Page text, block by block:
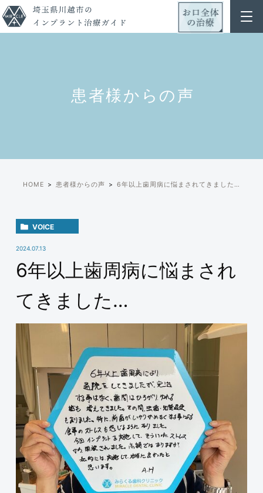
患者様からの声
HOME 患者様からの声 6年以上歯周病に悩まされてきました…
VOICE
2024.07.13
6年以上歯周病に悩まされ
てきました…